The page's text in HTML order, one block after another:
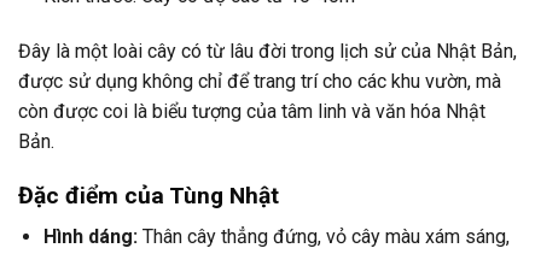
Đây là một loài cây có từ lâu đời trong lịch sử của Nhật Bản,
được sử dụng không chỉ để trang trí cho các khu vườn, mà
còn được coi là biểu tượng của tâm linh và văn hóa Nhật
Bản.
Đặc điểm của Tùng Nhật
Hình dáng: Thân cây thẳng đứng, vỏ cây màu xám sáng,